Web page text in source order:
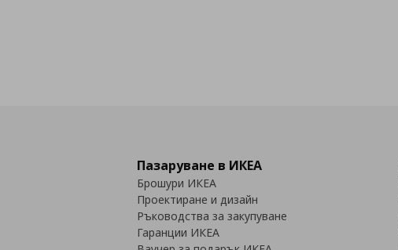
Пазаруване в ИКЕА
Брошури ИКЕА
Проектиране и дизайн
Ръководства за закупуване
Гаранции ИКЕА